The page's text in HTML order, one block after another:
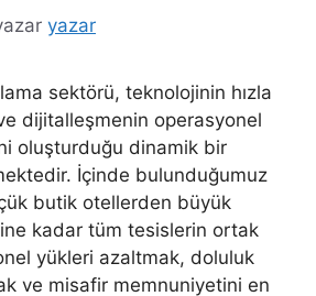
yazar
sektörü, teknolojinin hızla
dijitalleşmenin operasyonel
oluşturduğu dinamik bir
İçinde bulunduğumuz
butik otellerden büyük
kadar tüm tesislerin ortak
yükleri azaltmak, doluluk
ve misafir memnuniyetini en